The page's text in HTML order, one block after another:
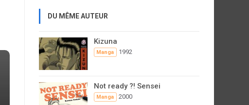
DU MÊME AUTEUR
Kizuna
Manga 1992
Not ready ?! Sensei
Manga 2000